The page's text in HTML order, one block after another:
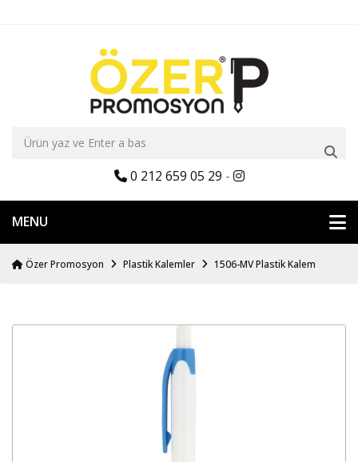
0 212 659 05 29 -
MENU
Özer Promosyon Plastik Kalemler 1506-MV Plastik Kalem